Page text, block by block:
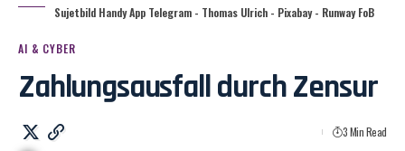
Sujetbild Handy App Telegram - Thomas Ulrich - Pixabay - Runway FoB
AI & CYBER
Zahlungsausfall durch Zensur
3 Min Read